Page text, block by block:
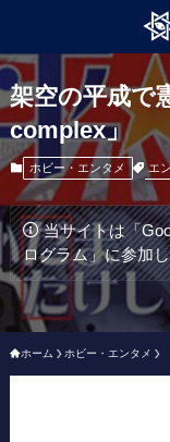
架空の平成で
complex」
ホビー・エンタメ エ
当サイトは「
ログラム」に参加
ホーム ホビー・エンタメ